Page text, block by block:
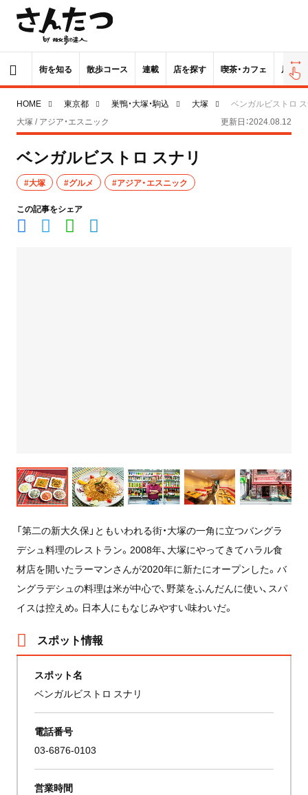
街を知る 散歩コース 連載 店を探す 喫茶・カフェ 居酒屋
HOME 東京都 巣鴨・大塚・駒込 大塚
ベンガルビストロ
大塚 / アジア・エスニック
更新日：2024.08.12
ベンガルビストロ スナリ
#大塚 #グルメ #アジア・エスニック
この記事をシェア
「第二の新大久保」ともいわれる街・大塚の一角に立つバングラ
デシュ料理のレストラン。2008年、大塚にやってきてハラル食
材店を開いたラーマンさんが2020年に新たにオープンした。バ
ングラデシュの料理は米が中心で、野菜をふんだんに使い、スパ
イスは控えめ。日本人にもなじみやすい味わいだ。
スポット情報
スポット名
ベンガルビストロ スナリ
電話番号
03-6876-0103
営業時間